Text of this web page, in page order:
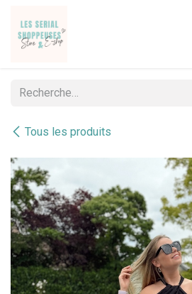
Tous les produits